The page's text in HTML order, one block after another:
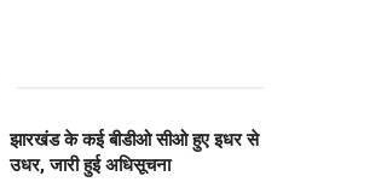
झारखंड के कई बीडीओ सीओ हुए इधर से
उधर, जारी हुई अधिसूचना